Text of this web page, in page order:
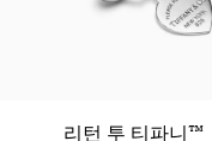
리턴 투 티파니™